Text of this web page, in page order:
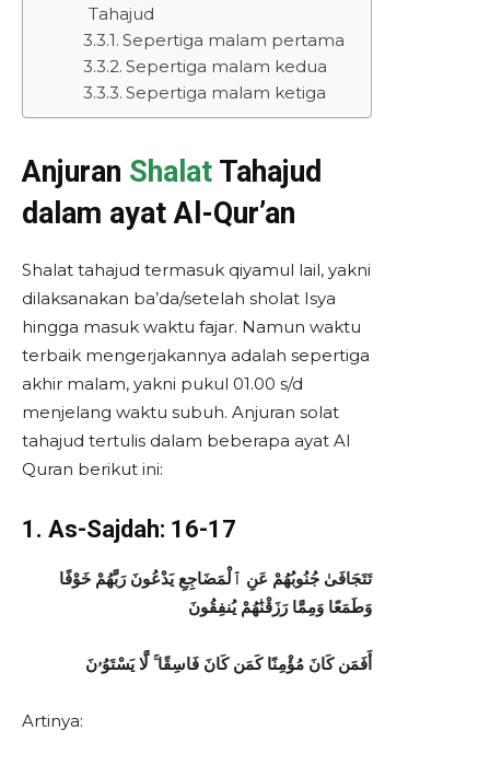
Tahajud
Sepertiga malam pertama
Sepertiga malam kedua
Sepertiga malam ketiga
Anjuran Shalat Tahajud
dalam ayat Al-Qur’an
Shalat tahajud termasuk qiyamul lail, yakni
dilaksanakan ba’da/setelah sholat Isya
hingga masuk waktu fajar. Namun waktu
terbaik mengerjakannya adalah sepertiga
akhir malam, yakni pukul 01.00 s/d
menjelang waktu subuh. Anjuran solat
tahajud tertulis dalam beberapa ayat Al
Quran berikut ini:
1. As-Sajdah: 16-17
تَتَجَافَىٰ جُنُوبُهُمْ عَنِ ٱلْمَضَاجِعِ يَدْعُونَ رَبَّهُمْ خَوْفًا
وَطَمَعًا وَمِمَّا رَزَقْنَٰهُمْ يُنفِقُونَ
أَفَمَن كَانَ مُؤْمِنًا كَمَن كَانَ فَاسِقًا ۚ لَّا يَسْتَوُۥنَ
Artinya: